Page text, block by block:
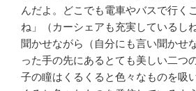
んだよ。どこでも電車やバスで行く
ね」（カーシェアも充実しているし
聞かせながら（自分にも言い聞かせ
った手の先にあるとても美しい二つ
子の瞳はくるくると色々なものを吸